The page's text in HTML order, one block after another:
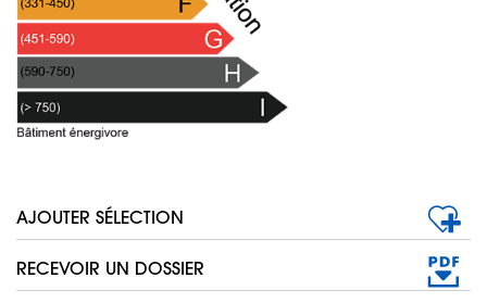
AJOUTER SÉLECTION
RECEVOIR UN DOSSIER